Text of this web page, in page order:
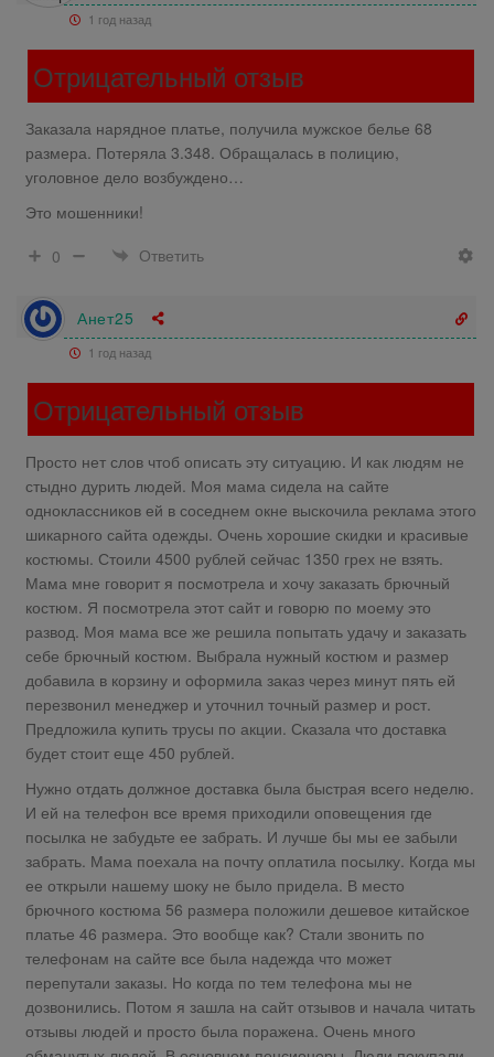
1 год назад
Отрицательный отзыв
Заказала нарядное платье, получила мужское белье 68
размера. Потеряла 3.348. Обращалась в полицию,
уголовное дело возбуждено…
Это мошенники!
0
Ответить
Анет25
1 год назад
Отрицательный отзыв
Просто нет слов чтоб описать эту ситуацию. И как людям не
стыдно дурить людей. Моя мама сидела на сайте
одноклассников ей в соседнем окне выскочила реклама этого
шикарного сайта одежды. Очень хорошие скидки и красивые
костюмы. Стоили 4500 рублей сейчас 1350 грех не взять.
Мама мне говорит я посмотрела и хочу заказать брючный
костюм. Я посмотрела этот сайт и говорю по моему это
развод. Моя мама все же решила попытать удачу и заказать
себе брючный костюм. Выбрала нужный костюм и размер
добавила в корзину и оформила заказ через минут пять ей
перезвонил менеджер и уточнил точный размер и рост.
Предложила купить трусы по акции. Сказала что доставка
будет стоит еще 450 рублей.
Нужно отдать должное доставка была быстрая всего неделю.
И ей на телефон все время приходили оповещения где
посылка не забудьте ее забрать. И лучше бы мы ее забыли
забрать. Мама поехала на почту оплатила посылку. Когда мы
ее открыли нашему шоку не было придела. В место
брючного костюма 56 размера положили дешевое китайское
платье 46 размера. Это вообще как? Стали звонить по
телефонам на сайте все была надежда что может
перепутали заказы. Но когда по тем телефона мы не
дозвонились. Потом я зашла на сайт отзывов и начала читать
отзывы людей и просто была поражена. Очень много